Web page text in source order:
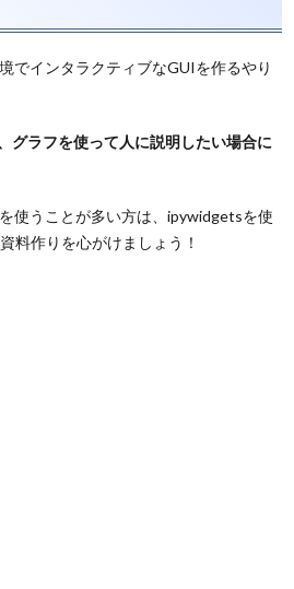
でインタラクティブなGUIを作るやり
グラフを使って人に説明したい場合に
使うことが多い方は、ipywidgetsを使
料作りを心がけましょう！